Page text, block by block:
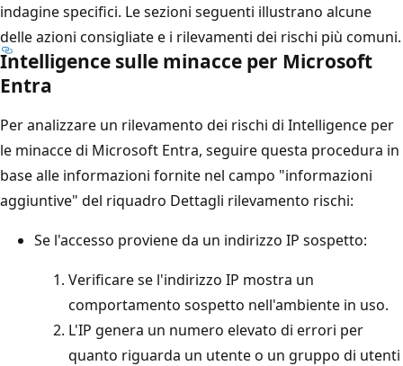
indagine specifici. Le sezioni seguenti illustrano alcune
delle azioni consigliate e i rilevamenti dei rischi più comuni.
Intelligence sulle minacce per Microsoft
Entra
Per analizzare un rilevamento dei rischi di Intelligence per
le minacce di Microsoft Entra, seguire questa procedura in
base alle informazioni fornite nel campo "informazioni
aggiuntive" del riquadro Dettagli rilevamento rischi:
Se l'accesso proviene da un indirizzo IP sospetto:
Verificare se l'indirizzo IP mostra un
comportamento sospetto nell'ambiente in uso.
L'IP genera un numero elevato di errori per
quanto riguarda un utente o un gruppo di utenti